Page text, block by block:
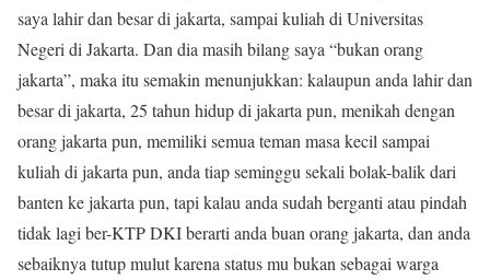
saya lahir dan besar di jakarta, sampai kuliah di Universitas
Negeri di Jakarta. Dan dia masih bilang saya “bukan orang
jakarta”, maka itu semakin menunjukkan: kalaupun anda lahir dan
besar di jakarta, 25 tahun hidup di jakarta pun, menikah dengan
orang jakarta pun, memiliki semua teman masa kecil sampai
kuliah di jakarta pun, anda tiap seminggu sekali bolak-balik dari
banten ke jakarta pun, tapi kalau anda sudah berganti atau pindah
tidak lagi ber-KTP DKI berarti anda buan orang jakarta, dan anda
sebaiknya tutup mulut karena status mu bukan sebagai warga